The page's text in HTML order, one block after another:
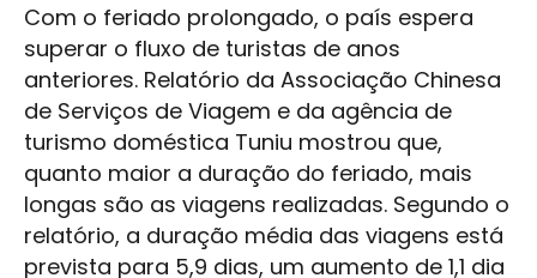
Com o feriado prolongado, o país espera
superar o fluxo de turistas de anos
anteriores. Relatório da Associação Chinesa
de Serviços de Viagem e da agência de
turismo doméstica Tuniu mostrou que,
quanto maior a duração do feriado, mais
longas são as viagens realizadas. Segundo o
relatório, a duração média das viagens está
prevista para 5,9 dias, um aumento de 1,1 dia